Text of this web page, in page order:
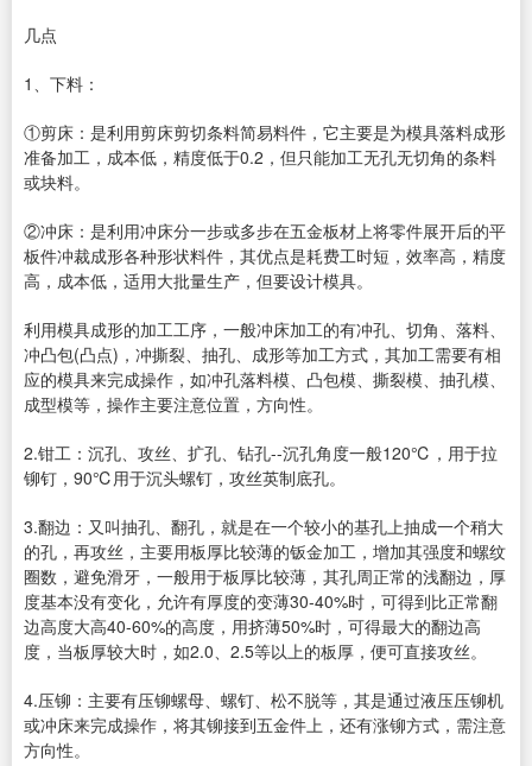
几点
1、下料：
①剪床：是利用剪床剪切条料简易料件，它主要是为模具落料成形
准备加工，成本低，精度低于0.2，但只能加工无孔无切角的条料
或块料。
②冲床：是利用冲床分一步或多步在五金板材上将零件展开后的平
板件冲裁成形各种形状料件，其优点是耗费工时短，效率高，精度
高，成本低，适用大批量生产，但要设计模具。
利用模具成形的加工工序，一般冲床加工的有冲孔、切角、落料、
冲凸包(凸点)，冲撕裂、抽孔、成形等加工方式，其加工需要有相
应的模具来完成操作，如冲孔落料模、凸包模、撕裂模、抽孔模、
成型模等，操作主要注意位置，方向性。
2.钳工：沉孔、攻丝、扩孔、钻孔--沉孔角度一般120℃，用于拉
铆钉，90℃用于沉头螺钉，攻丝英制底孔。
3.翻边：又叫抽孔、翻孔，就是在一个较小的基孔上抽成一个稍大
的孔，再攻丝，主要用板厚比较薄的钣金加工，增加其强度和螺纹
圈数，避免滑牙，一般用于板厚比较薄，其孔周正常的浅翻边，厚
度基本没有变化，允许有厚度的变薄30-40%时，可得到比正常翻
边高度大高40-60%的高度，用挤薄50%时，可得最大的翻边高
度，当板厚较大时，如2.0、2.5等以上的板厚，便可直接攻丝。
4.压铆：主要有压铆螺母、螺钉、松不脱等，其是通过液压压铆机
或冲床来完成操作，将其铆接到五金件上，还有涨铆方式，需注意
方向性。